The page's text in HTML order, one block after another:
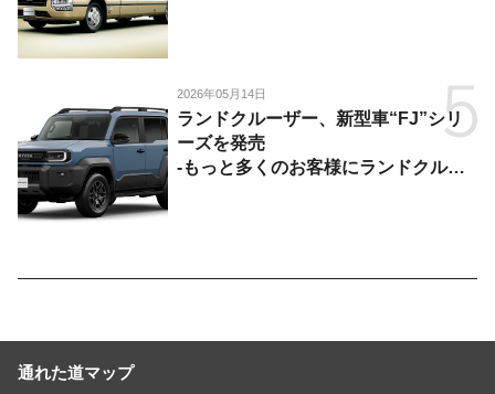
2026年05月14日
ランドクルーザー、新型車“FJ”シリ
ーズを発売
-もっと多くのお客様にランドクルー
通れた道マップ